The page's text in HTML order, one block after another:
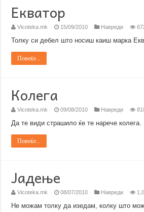
Екватор
Vicoteka.mk 15/09/2010 Навреди
Толку си дебел што носиш каиш марка
Повеќе...
Колега
Vicoteka.mk 09/08/2010 Навреди
Да те види страшило ќе те нарече колега.
Повеќе...
Јадење
Vicoteka.mk 08/07/2010 Навреди
Не можам толку да изедам, колку што